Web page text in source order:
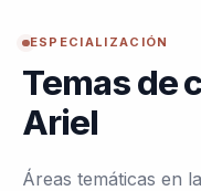
ESPECIALIZACIÓN
Temas de
Ariel
Áreas temáticas en